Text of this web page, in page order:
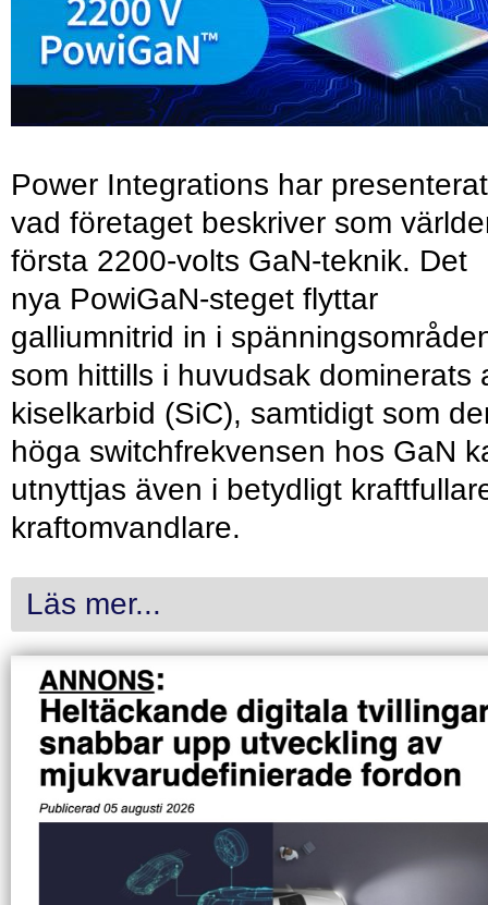
Power Integrations har presenterat
vad företaget beskriver som
första 2200-volts GaN-teknik. Det
nya PowiGaN-steget flyttar
galliumnitrid in i
som hittills i huvudsak dominerats
kiselkarbid (SiC), samtidigt som
höga switchfrekvensen hos GaN
utnyttjas även i betydligt
kraftomvandlare.
Läs mer...